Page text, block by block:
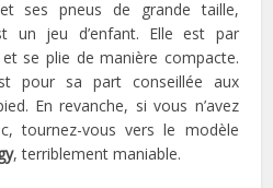
ses pneus de grande taille,
un jeu d’enfant. Elle est par
se plie de manière compacte.
pour sa part conseillée aux
En revanche, si vous n’avez
tournez-vous vers le modèle
, terriblement maniable.